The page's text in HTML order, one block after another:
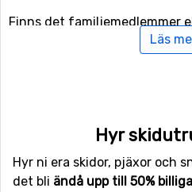
Finns det familjemedlemmer
skidresan som inte är
som är preparerade för
Flyg till
Läs
Hyr
Hyr ni era skidor, pjäxor och
det bli ändå upp till 50%